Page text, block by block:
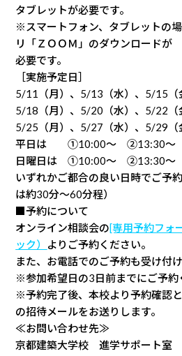
タブレットが必要です。
※スマートフォン、タブレットの
リ「ＺＯＯＭ」のダウンロードが
必要です。
［実施予定日］
5/11（月）、5/13（水）、5/15（
5/18（月）、5/20（水）、5/22（
5/25（月）、5/27（水）、5/29（
平日は ①10:00～ ②13:30～
日曜日は ①10:00～ ②13:30
いずれかご都合の良い日時でご予
は約30分～60分程）
■予約について
オンライン相談会の[専用予約フォ
ック） よりご予約ください。
また、お電話でのご予約も受け付け
※参加希望日の3日前までにご予約
※予約完了後、本校より予約確認
の招待メールをお送りします。
≪お問い合わせ先≫
京都建築大学校 進学サポート室